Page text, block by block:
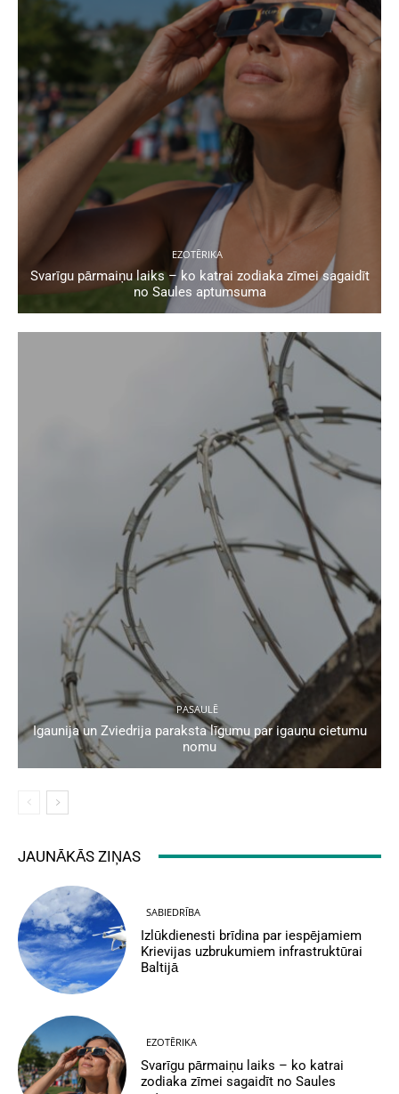
EZOTĒRIKA
Svarīgu pārmaiņu laiks – ko katrai zodiaka zīmei sagaidīt
no Saules aptumsuma
PASAULĒ
Igaunija un Zviedrija paraksta līgumu par igauņu cietumu
nomu
JAUNĀKĀS ZIŅAS
SABIEDRĪBA
Izlūkdienesti brīdina par iespējamiem
Krievijas uzbrukumiem infrastruktūrai
Baltijā
EZOTĒRIKA
Svarīgu pārmaiņu laiks – ko katrai
zodiaka zīmei sagaidīt no Saules